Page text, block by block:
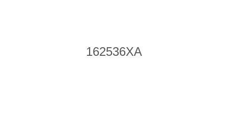
162536XA